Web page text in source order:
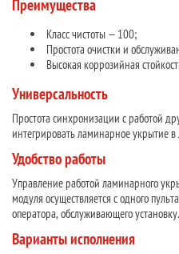
Преимущества
Класс чистоты — 100;
Простота очистки и
Высокая коррозийная
Универсальность
Простота синхронизации с работой
интегрировать ламинарное укрытие
Удобство работы
Управление работой ламинарного
модуля осуществляется с одного
оператора, обслуживающего установку.
Варианты исполнения